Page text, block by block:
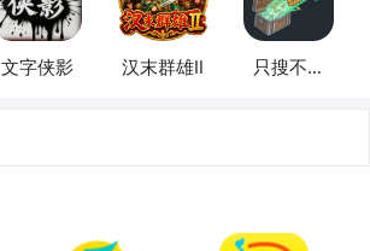
文字侠影 汉末群雄Ⅱ
只搜不打